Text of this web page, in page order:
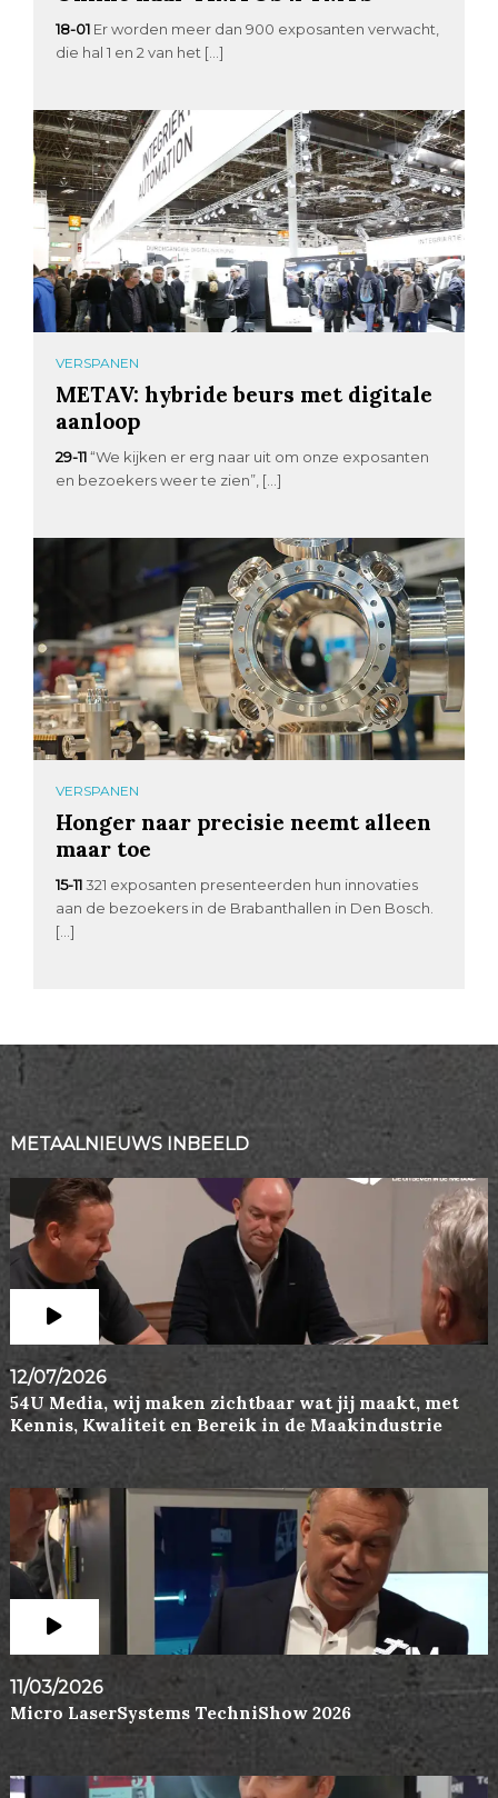
18-01 Er worden meer dan 900 exposanten verwacht,
die hal 1 en 2 van het […]
VERSPANEN
METAV: hybride beurs met digitale
aanloop
29-11 “We kijken er erg naar uit om onze exposanten
en bezoekers weer te zien”, […]
VERSPANEN
Honger naar precisie neemt alleen
maar toe
15-11 321 exposanten presenteerden hun innovaties
aan de bezoekers in de Brabanthallen in Den Bosch.
[…]
METAALNIEUWS INBEELD
12/07/2026
54U Media, wij maken zichtbaar wat jij maakt, met
Kennis, Kwaliteit en Bereik in de Maakindustrie
11/03/2026
Micro LaserSystems TechniShow 2026